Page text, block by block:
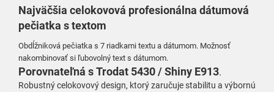
Najväčšia celokovová profesionálna dátumová
pečiatka s textom
Obdĺžniková pečiatka s 7 riadkami textu a dátumom. Možnosť
nakombinovať si ľubovolný text s dátumom.
Porovnateľná sTrodat 5430 / Shiny E913.
Robustný celokovový design, ktorý zaručuje stabilitu a výbornú